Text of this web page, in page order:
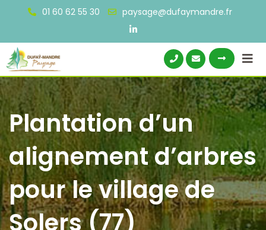
content
01 60 62 55 30 paysage@dufaymandre.fr
Plantation d’un
alignement d’arbres
pour le village de
Solers (77)